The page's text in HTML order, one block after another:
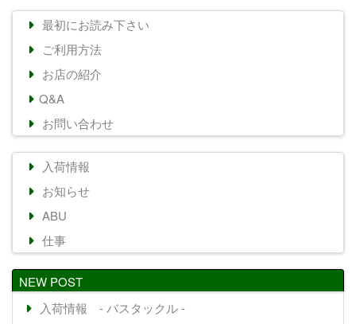
最初にお読み下さい
ご利用方法
お店の紹介
Q&A
お問い合わせ
入荷情報
お知らせ
ABU
仕事
NEW POST
入荷情報 - バスタックル -